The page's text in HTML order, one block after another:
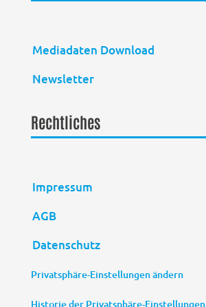
Mediadaten Download
Newsletter
Rechtliches
Impressum
AGB
Datenschutz
Privatsphäre-Einstellungen ändern
Historie der Privatsphäre-Einstellungen